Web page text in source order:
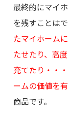
最終的にマイ
を残すことは
たマイホーム
たせたり、高
充てたり・・
ームの価値を
商品です。